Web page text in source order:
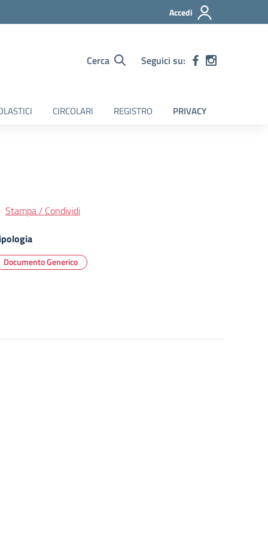
Accedi
Cerca Seguici su:
CIRCOLARI REGISTRO PRIVACY
Stampa / Condividi
Documento Generico